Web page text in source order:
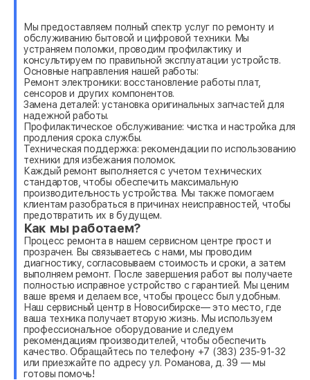
Мы предоставляем полный спектр услуг по ремонту и
обслуживанию бытовой и цифровой техники. Мы
устраняем поломки, проводим профилактику и
консультируем по правильной эксплуатации устройств.
Основные направления нашей работы:
Ремонт электроники: восстановление работы плат,
сенсоров и других компонентов.
Замена деталей: установка оригинальных запчастей для
надежной работы.
Профилактическое обслуживание: чистка и настройка для
продления срока службы.
Техническая поддержка: рекомендации по использованию
техники для избежания поломок.
Каждый ремонт выполняется с учетом технических
стандартов, чтобы обеспечить максимальную
производительность устройства. Мы также помогаем
клиентам разобраться в причинах неисправностей, чтобы
предотвратить их в будущем.
Как мы работаем?
Процесс ремонта в нашем сервисном центре прост и
прозрачен. Вы связываетесь с нами, мы проводим
диагностику, согласовываем стоимость и сроки, а затем
выполняем ремонт. После завершения работ вы получаете
полностью исправное устройство с гарантией. Мы ценим
ваше время и делаем все, чтобы процесс был удобным.
Наш сервисный центр в Новосибирске— это место, где
ваша техника получает вторую жизнь. Мы используем
профессиональное оборудование и следуем
рекомендациям производителей, чтобы обеспечить
качество. Обращайтесь по телефону +7 (383) 235-91-32
или приезжайте по адресу ул. Романова, д. 39 — мы
готовы помочь!